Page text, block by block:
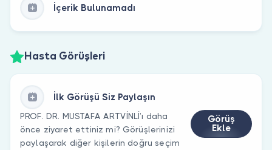
İçerik Bulunamadı
Hasta Görüşleri
İlk Görüşü Siz Paylaşın
PROF. DR. MUSTAFA ARTVİNLİ’ı daha
önce ziyaret ettiniz mi? Görüşlerinizi
paylaşarak diğer kişilerin doğru seçim
Görüş
Ekle